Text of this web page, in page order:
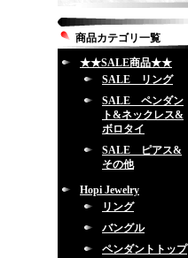
商品カテゴリ一覧
★★SALE商品★★
SALE リング
SALE ペンダン
ト&ネックレス&
ボロタイ
SALE ピアス&
その他
Hopi Jewelry
リング
バングル
ペンダントトップ